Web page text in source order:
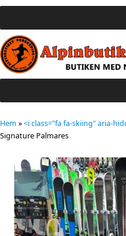
Hem »<i class="fa fa-skiing" aria-
Signature Palmares